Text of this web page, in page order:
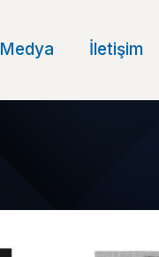
Medya İletişim